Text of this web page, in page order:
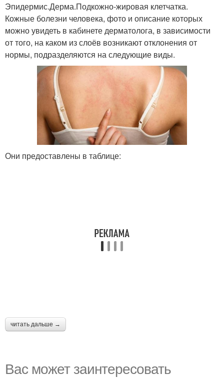
Эпидермис.Дерма.Подкожно-жировая клетчатка.
Кожные болезни человека, фото и описание которых
можно увидеть в кабинете дерматолога, в зависимости
от того, на каком из слоёв возникают отклонения от
нормы, подразделяются на следующие виды.
Они предоставлены в таблице:
читать дальше →
Вас может заинтересовать